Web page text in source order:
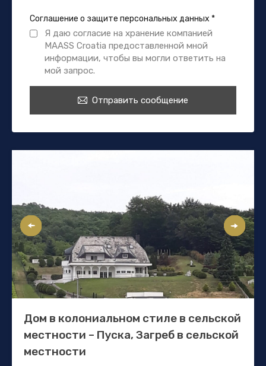
Соглашение о защите персональных данных *
Я даю согласие на хранение компанией
MAASS Croatia предоставленной мной
информации, чтобы вы могли ответить на
мой запрос.
Отправить сообщение
Дом в колониальном стиле в сельской
местности – Пуска, Загреб в сельской
местности